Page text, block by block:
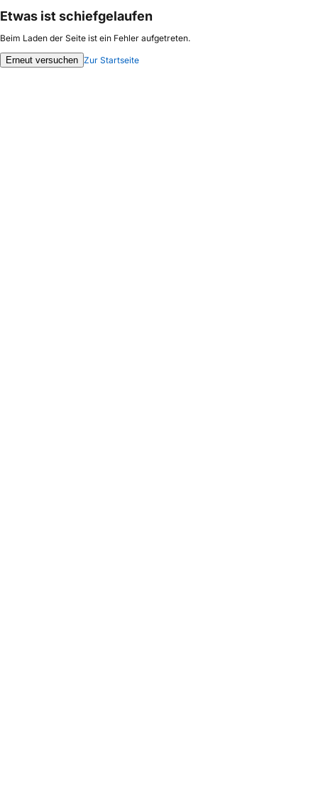
Etwas ist schiefgelaufen
Beim Laden der Seite ist ein Fehler aufgetreten.
Erneut versuchen Zur Startseite